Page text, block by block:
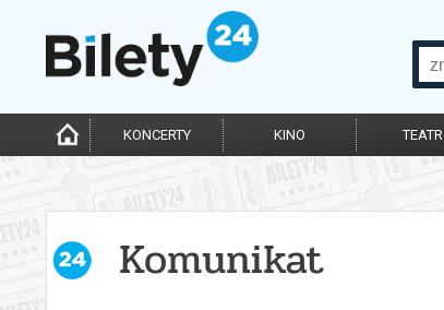
KONCERTY KINO TEATR
Komunikat